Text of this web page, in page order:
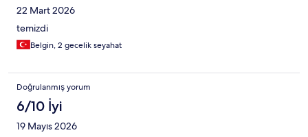
22 Mart 2026
temizdi
Belgin, 2 gecelik seyahat
Doğrulanmış yorum
6/10 İyi
19 Mayıs 2026